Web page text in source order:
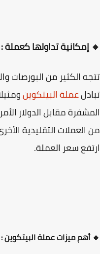
تداولها كعملة :
الكثير من البورصات
عملة البيتكوين
مقابل الدولار
التقليدية
سعر العملة.
ميزات عملة البيتكوين :